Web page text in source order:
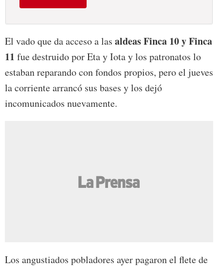
El vado que da acceso a las aldeas Finca 10 y Finca
11 fue destruido por Eta y Iota y los patronatos lo
estaban reparando con fondos propios, pero el jueves
la corriente arrancó sus bases y los dejó
incomunicados nuevamente.
Los angustiados pobladores ayer pagaron el flete de